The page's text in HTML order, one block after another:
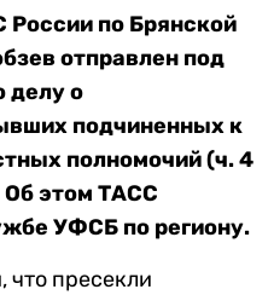
по Брянской
отправлен под
делу о
подчиненных к
полномочий (ч. 4
Об этом ТАСС
УФСБ по региону.
что пресекли